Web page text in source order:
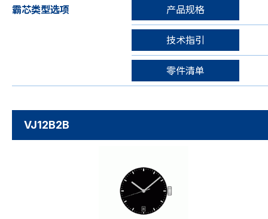
霸芯类型选项 产品规格
技术指引
零件清单
VJ12B2B